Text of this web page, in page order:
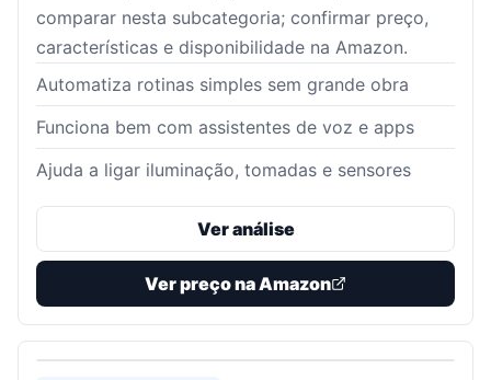
comparar nesta subcategoria; confirmar preço,
características e disponibilidade na Amazon.
Automatiza rotinas simples sem grande obra
Funciona bem com assistentes de voz e apps
Ajuda a ligar iluminação, tomadas e sensores
Ver análise
Ver preço na Amazon